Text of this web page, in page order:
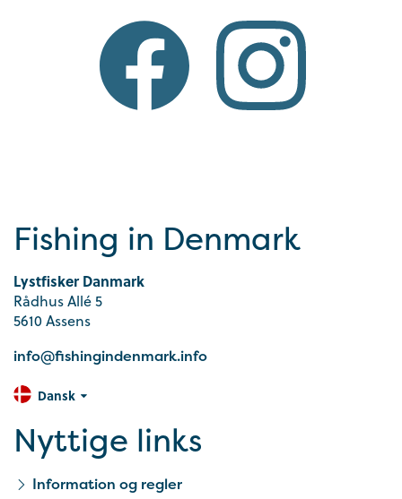
Fishing in Denmark
Lystfisker Danmark
Rådhus Allé 5
5610 Assens
info@fishingindenmark.info
Dansk
Nyttige links
Information og regler